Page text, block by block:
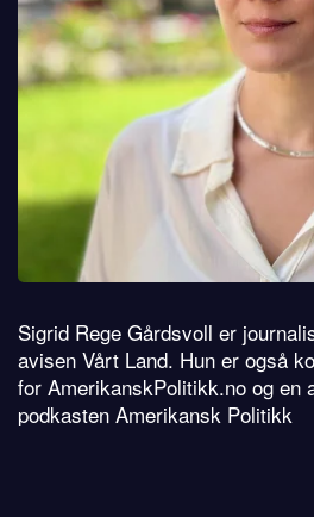
Sigrid Rege Gårdsvoll er
avisen Vårt Land. Hun er også
for AmerikanskPolitikk.no og en
podkasten Amerikansk Politikk